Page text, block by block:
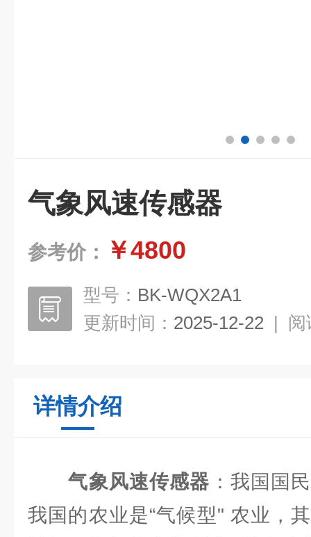
气象风速传感器
参考价： ￥4800
型号： BK-WQX2A1
更新时间： 2025-12-22 | 阅
详情介绍
气象风速传感器 ：我国国
我国的农业是“气候型" 农业，